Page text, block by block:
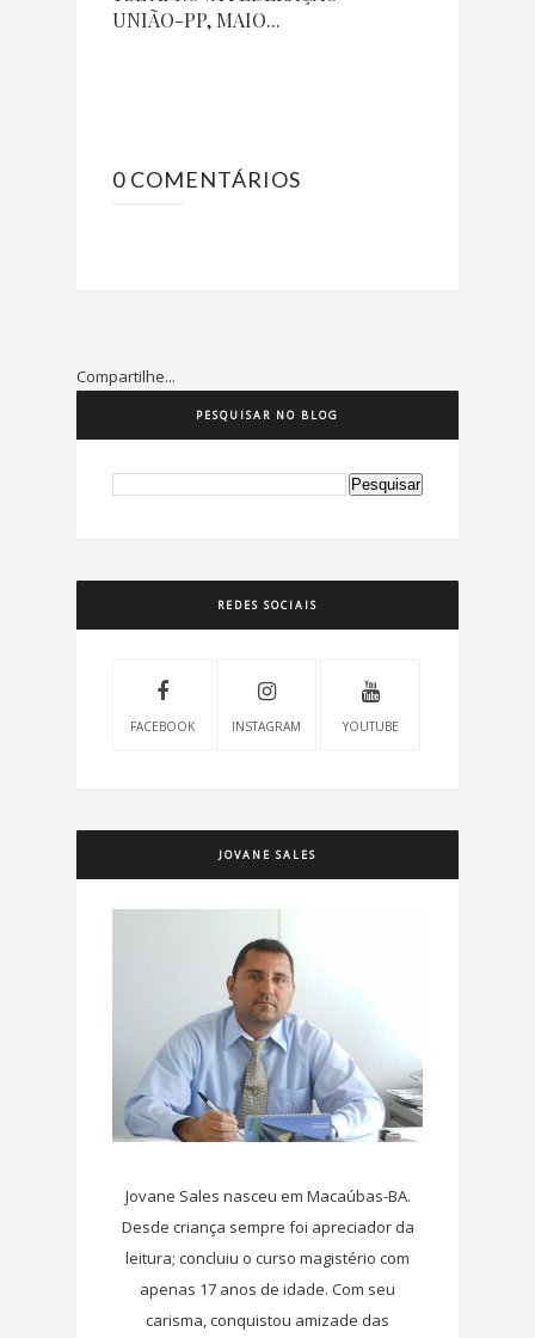
UNIÃO-PP, MAIO...
0 COMENTÁRIOS
Compartilhe...
PESQUISAR NO BLOG
REDES SOCIAIS
FACEBOOK INSTAGRAM YOUTUBE
JOVANE SALES
Jovane Sales nasceu em Macaúbas-BA.
Desde criança sempre foi apreciador da
leitura; concluiu o curso magistério com
apenas 17 anos de idade. Com seu
carisma, conquistou amizade das